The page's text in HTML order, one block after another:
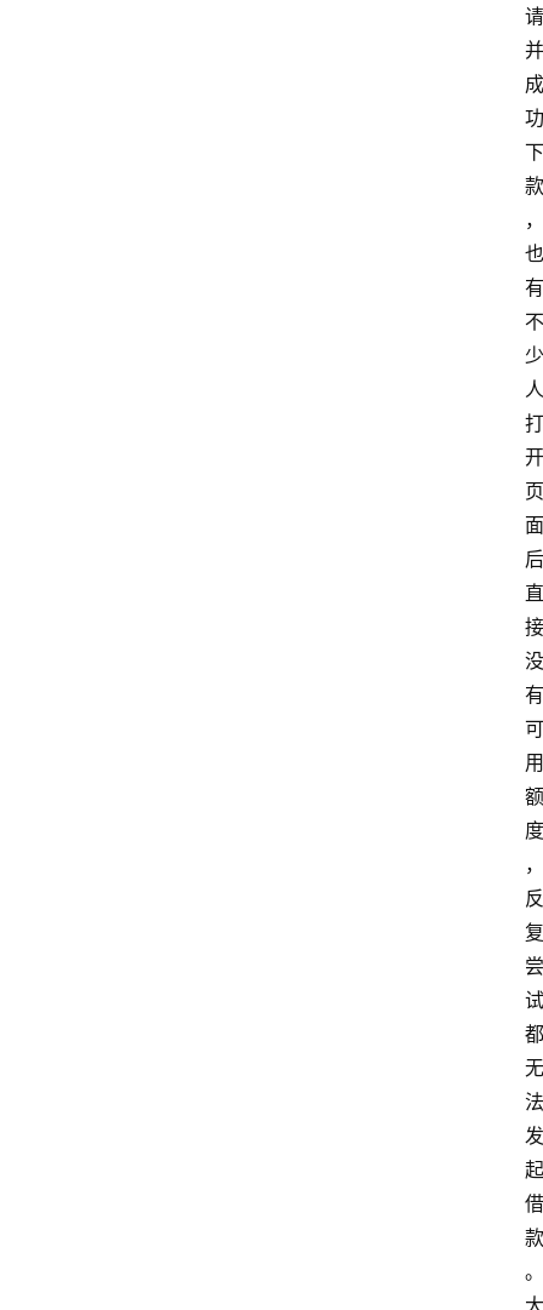
请
并
成
功
下
款
，
也
有
不
少
人
打
开
页
面
后
直
接
没
有
可
用
额
度
，
反
复
尝
试
都
无
法
发
起
借
款
。
大